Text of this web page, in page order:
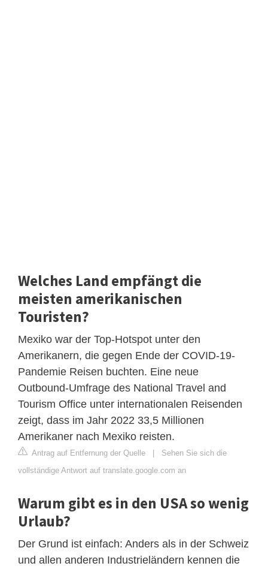
Welches Land empfängt die
meisten amerikanischen
Touristen?
Mexiko war der Top-Hotspot unter den
Amerikanern, die gegen Ende der COVID-19-
Pandemie Reisen buchten. Eine neue
Outbound-Umfrage des National Travel and
Tourism Office unter internationalen Reisenden
zeigt, dass im Jahr 2022 33,5 Millionen
Amerikaner nach Mexiko reisten.
Antrag auf Entfernung der Quelle | Sehen Sie sich die
vollständige Antwort auf translate.google.com an
Warum gibt es in den USA so wenig
Urlaub?
Der Grund ist einfach: Anders als in der Schweiz
und allen anderen Industrieländern kennen die